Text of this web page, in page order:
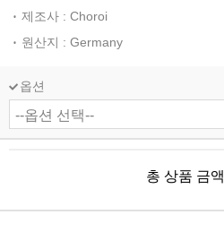
제조사 : Choroi
원산지 : Germany
옵션
총 상품 금액